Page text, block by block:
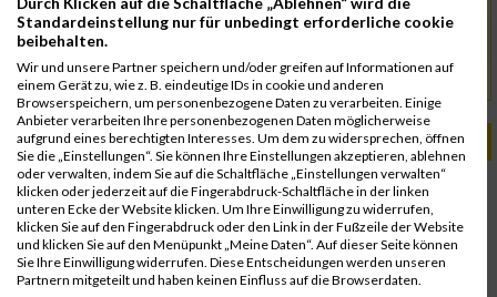
Kontakt
URL www.autxtri.com
PASSENDE VERANSTALTUNGEN
20. Juni 2026
Austria eXtreme Triathlon
21. Juni 2025
Austria eXtreme Triathlon
Standardeinstellung nur für unbedingt erforderliche cookie
beibehalten.
Wir und unsere Partner speichern und/oder greifen auf Informationen auf
einem Gerät zu, wie z. B. eindeutige IDs in cookie und anderen
Browserspeichern, um personenbezogene Daten zu verarbeiten. Einige
Anbieter verarbeiten Ihre personenbezogenen Daten möglicherweise
aufgrund eines berechtigten Interesses. Um dem zu widersprechen, öffnen
Sie die „Einstellungen“. Sie können Ihre Einstellungen akzeptieren, ablehnen
oder verwalten, indem Sie auf die Schaltfläche „Einstellungen verwalten“
klicken oder jederzeit auf die Fingerabdruck-Schaltfläche in der linken
unteren Ecke der Website klicken. Um Ihre Einwilligung zu widerrufen,
klicken Sie auf den Fingerabdruck oder den Link in der Fußzeile der Website
und klicken Sie auf den Menüpunkt „Meine Daten“. Auf dieser Seite können
Sie Ihre Einwilligung widerrufen. Diese Entscheidungen werden unseren
Partnern mitgeteilt und haben keinen Einfluss auf die Browserdaten.